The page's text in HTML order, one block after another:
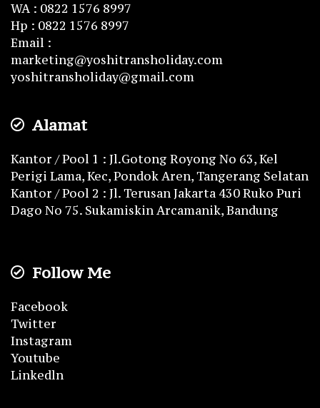
WA : 0822 1576 8997
Hp : 0822 1576 8997
Email :
marketing@yoshitransholiday.com
yoshitransholiday@gmail.com
Alamat
Kantor / Pool 1 : Jl.Gotong Royong No 63, Kel
Perigi Lama, Kec, Pondok Aren, Tangerang Selatan
Kantor / Pool 2 : Jl. Terusan Jakarta 430 Ruko Puri
Dago No 75. Sukamiskin Arcamanik, Bandung
Follow Me
Facebook
Twitter
Instagram
Youtube
Linkedln